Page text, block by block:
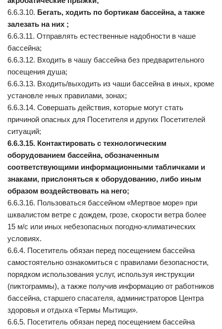
6.6.3.10. Бегать, ходить по бортикам бассейна, а также
залезать на них ;
6.6.3.11. Отправлять естественные надобности в чаше
бассейна;
6.6.3.12. Входить в чашу бассейна без предварительного
посещения душа;
6.6.3.13. Входить/выходить из чаши бассейна в иных, кроме
установле нных правилами, зонах;
6.6.3.14. Совершать действия, которые могут стать
причиной опасных для Посетителя и других Посетителей
ситуаций;
6.6.3.15. Контактировать с технологическим
оборудованием бассейна, обозначенным
соответствующими информационными табличками и
знаками, прислоняться к оборудованию, либо иным
образом воздействовать на него;
6.6.3.16. Пользоваться бассейном «Мертвое море» при
шквалистом ветре с дождем, грозе, скорости ветра более
15 м/с или иных небезопасных погодно-климатических
условиях.
6.6.4. Посетитель обязан перед посещением бассейна
самостоятельно ознакомиться с правилами безопасности,
порядком использования услуг, используя инструкции
(пиктограммы), а также получив информацию от работников
бассейна, старшего спасателя, администраторов Центра
здоровья и отдыха «Термы Мытищи».
6.6.5. Посетитель обязан перед посещением бассейна